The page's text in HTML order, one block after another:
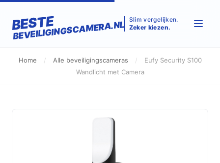
BESTE
BEVEILIGINGSCAMERA.NL Slim vergelijken.
Zeker kiezen.
Home / Alle beveiligingscameras /
Eufy Security S100
Wandlicht met Camera